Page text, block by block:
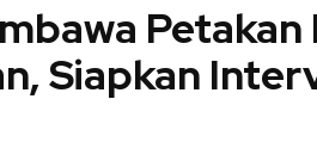
Siapkan